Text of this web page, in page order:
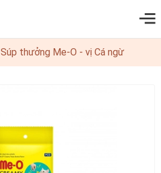
Súp thưởng Me-O - vị Cá ngừ